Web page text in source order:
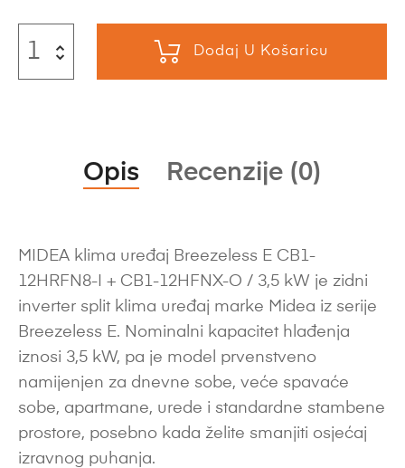
Dodaj U Košaricu
Opis Recenzije (0)
MIDEA klima uređaj Breezeless E CB1-
12HRFN8-I + CB1-12HFNX-O / 3,5 kW je zidni
inverter split klima uređaj marke Midea iz serije
Breezeless E. Nominalni kapacitet hlađenja
iznosi 3,5 kW, pa je model prvenstveno
namijenjen za dnevne sobe, veće spavaće
sobe, apartmane, urede i standardne stambene
prostore, posebno kada želite smanjiti osjećaj
izravnog puhanja.